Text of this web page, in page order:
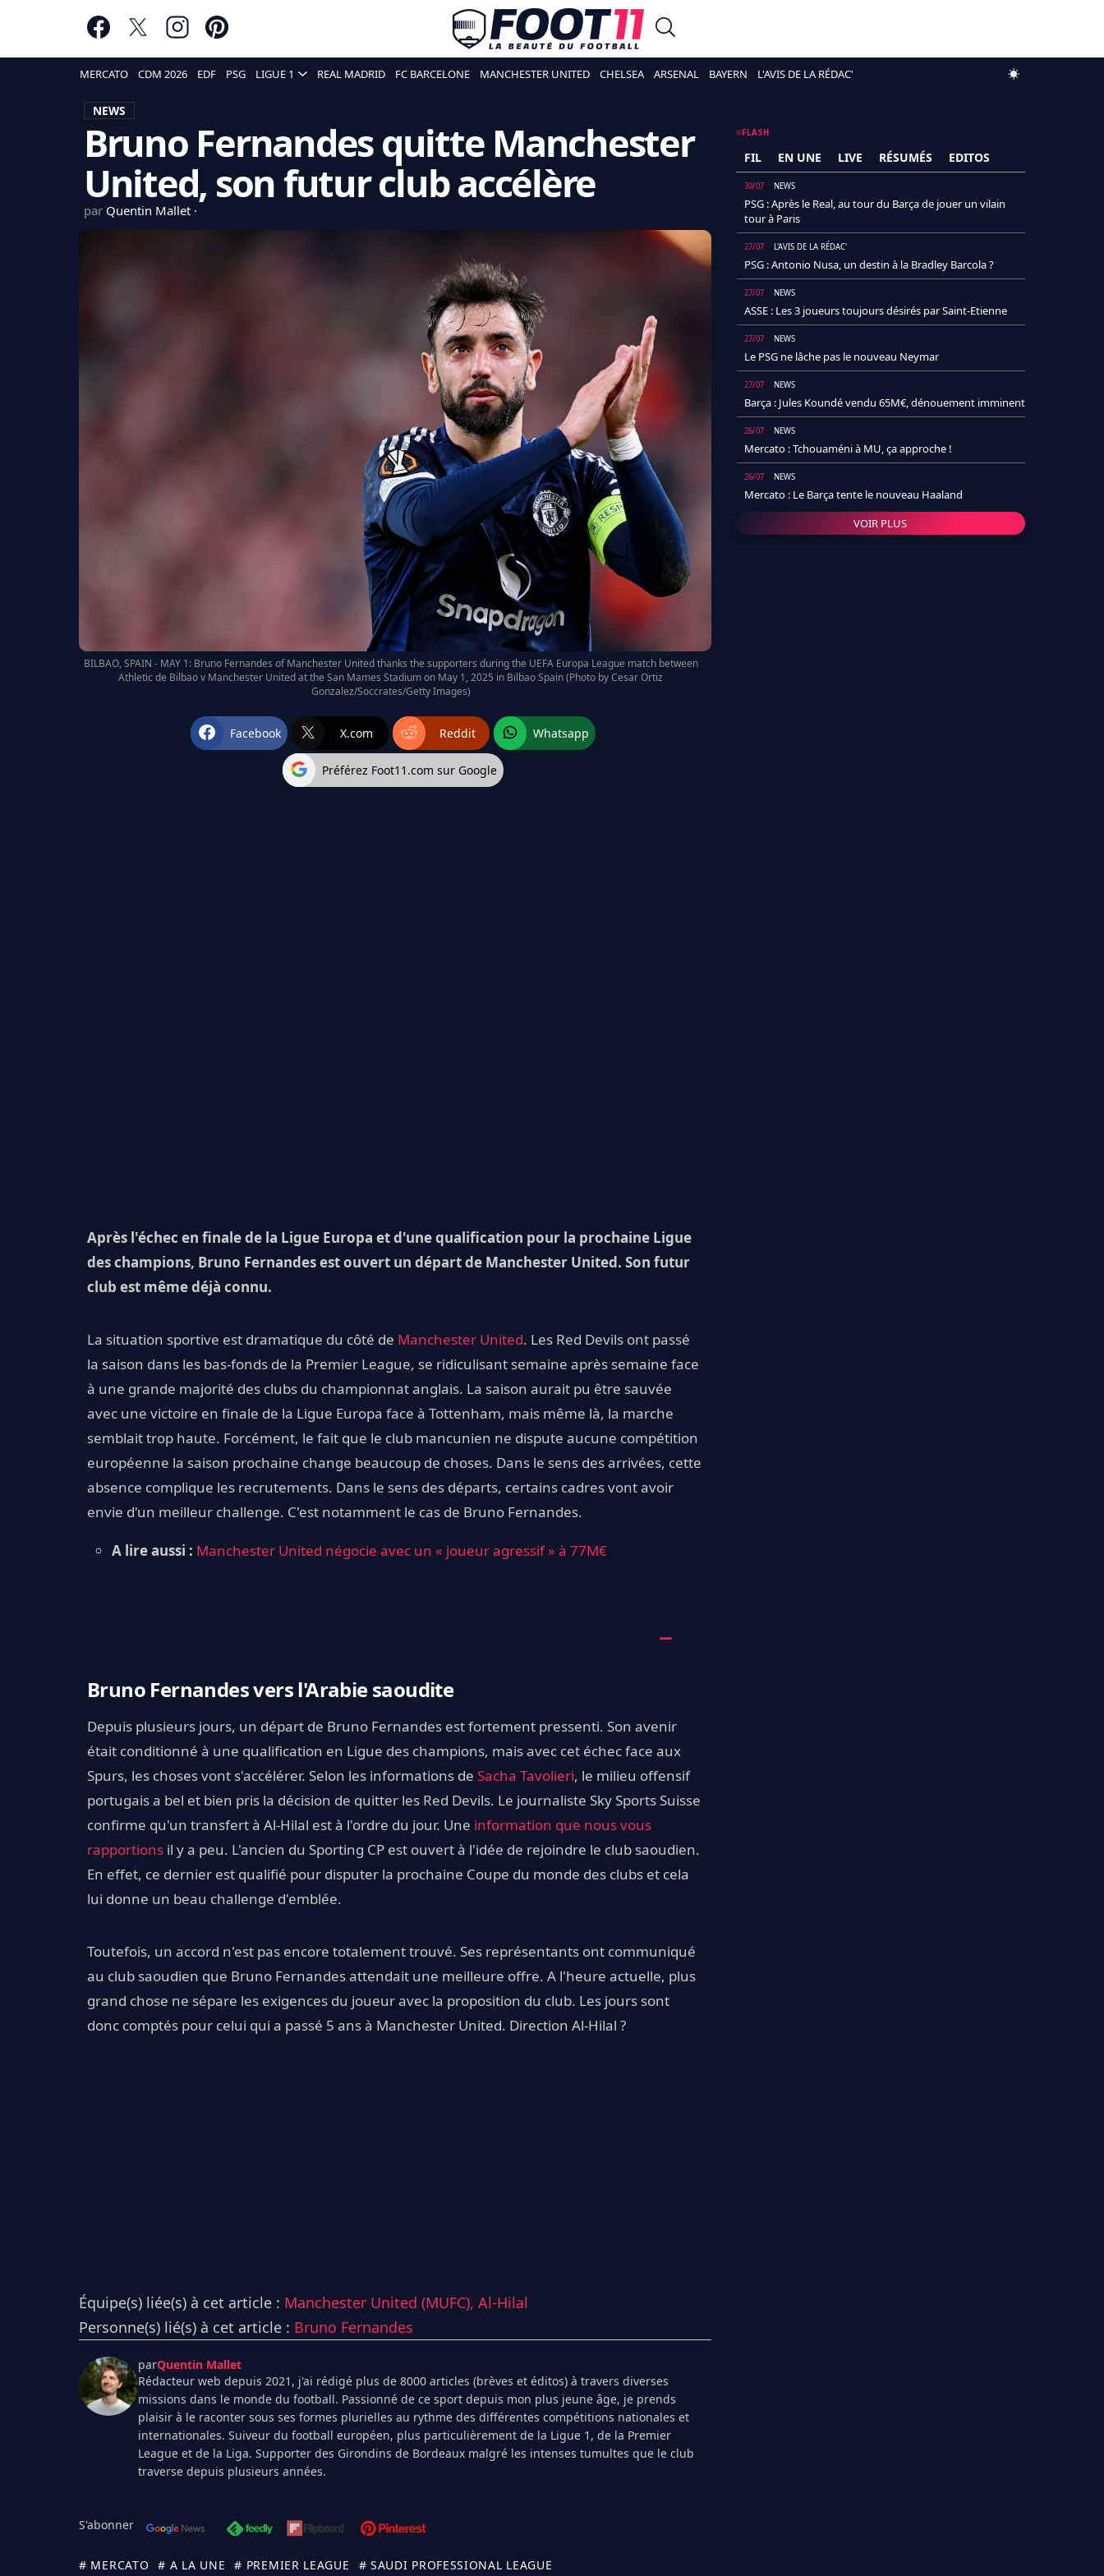
MERCATO CDM 2026 EDF PSG LIGUE 1 REAL MADRID FC BARCELONE MANCHESTER UNITED CHELSEA ARSENAL BAYERN L'AVIS DE LA RÉDAC'
NEWS
Bruno Fernandes quitte Manchester
United, son futur club accélère
par Quentin Mallet
BILBAO, SPAIN - MAY 1: Bruno Fernandes of Manchester United thanks the supporters during the UEFA Europa League match between
Athletic de Bilbao v Manchester United at the San Mames Stadium on May 1, 2025 in Bilbao Spain (Photo by Cesar Ortiz
Gonzalez/Soccrates/Getty Images)
Facebook X.com Reddit Whatsapp
Préférez Foot11.com sur Google
Après l'échec en finale de la Ligue Europa et d'une qualification pour la prochaine Ligue
des champions, Bruno Fernandes est ouvert un départ de Manchester United. Son futur
club est même déjà connu.
La situation sportive est dramatique du côté de Manchester United. Les Red Devils ont passé
la saison dans les bas-fonds de la Premier League, se ridiculisant semaine après semaine face
à une grande majorité des clubs du championnat anglais. La saison aurait pu être sauvée
avec une victoire en finale de la Ligue Europa face à Tottenham, mais même là, la marche
semblait trop haute. Forcément, le fait que le club mancunien ne dispute aucune compétition
européenne la saison prochaine change beaucoup de choses. Dans le sens des arrivées, cette
absence complique les recrutements. Dans le sens des départs, certains cadres vont avoir
envie d'un meilleur challenge. C'est notamment le cas de Bruno Fernandes.
A lire aussi : Manchester United négocie avec un « joueur agressif » à 77M€
Bruno Fernandes vers l'Arabie saoudite
Depuis plusieurs jours, un départ de Bruno Fernandes est fortement pressenti. Son avenir
était conditionné à une qualification en Ligue des champions, mais avec cet échec face aux
Spurs, les choses vont s'accélérer. Selon les informations de Sacha Tavolieri, le milieu offensif
portugais a bel et bien pris la décision de quitter les Red Devils. Le journaliste Sky Sports Suisse
confirme qu'un transfert à Al-Hilal est à l'ordre du jour. Une information que nous vous
rapportions il y a peu. L'ancien du Sporting CP est ouvert à l'idée de rejoindre le club saoudien.
En effet, ce dernier est qualifié pour disputer la prochaine Coupe du monde des clubs et cela
lui donne un beau challenge d'emblée.
Toutefois, un accord n'est pas encore totalement trouvé. Ses représentants ont communiqué
au club saoudien que Bruno Fernandes attendait une meilleure offre. A l'heure actuelle, plus
grand chose ne sépare les exigences du joueur avec la proposition du club. Les jours sont
donc comptés pour celui qui a passé 5 ans à Manchester United. Direction Al-Hilal ?
Équipe(s) liée(s) à cet article : Manchester United (MUFC), Al-Hilal
Personne(s) lié(s) à cet article : Bruno Fernandes
parQuentin Mallet
Rédacteur web depuis 2021, j'ai rédigé plus de 8000 articles (brèves et éditos) à travers diverses
missions dans le monde du football. Passionné de ce sport depuis mon plus jeune âge, je prends
plaisir à le raconter sous ses formes plurielles au rythme des différentes compétitions nationales et
internationales. Suiveur du football européen, plus particulièrement de la Ligue 1, de la Premier
League et de la Liga. Supporter des Girondins de Bordeaux malgré les intenses tumultes que le club
traverse depuis plusieurs années.
S'abonner
# MERCATO # A LA UNE # PREMIER LEAGUE # SAUDI PROFESSIONAL LEAGUE
FLASH
FIL EN UNE LIVE RÉSUMÉS EDITOS
30/07 NEWS
PSG : Après le Real, au tour du Barça de jouer un vilain
tour à Paris
27/07 L'AVIS DE LA RÉDAC'
PSG : Antonio Nusa, un destin à la Bradley Barcola ?
27/07 NEWS
ASSE : Les 3 joueurs toujours désirés par Saint-Etienne
27/07 NEWS
Le PSG ne lâche pas le nouveau Neymar
27/07 NEWS
Barça : Jules Koundé vendu 65M€, dénouement imminent
26/07 NEWS
Mercato : Tchouaméni à MU, ça approche !
26/07 NEWS
Mercato : Le Barça tente le nouveau Haaland
VOIR PLUS